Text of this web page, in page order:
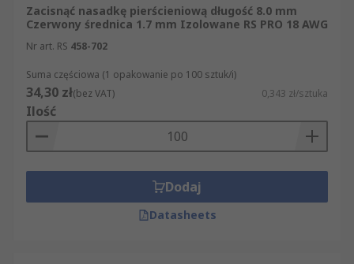
Zacisnąć nasadkę pierścieniową długość 8.0 mm
Czerwony średnica 1.7 mm Izolowane RS PRO 18 AWG
Nr art. RS 458-702
Suma częściowa (1 opakowanie po 100 sztuk/i)
34,30 zł(bez VAT) 0,343 zł/sztuka
Ilość
Dodaj
Datasheets